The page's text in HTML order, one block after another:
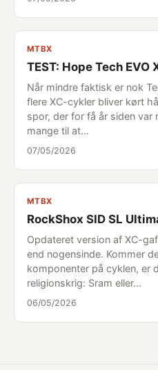
MTBX
TEST: Hope Tech EVO
Når mindre faktisk er nok
flere XC-cykler bliver kørt
spor, der for få år siden var
mange til at…
07/05/2026
MTBX
RockShox SID SL
Opdateret version af XC-
end nogensinde. Kommer
komponenter på cyklen, er
religionskrig: Sram eller…
06/05/2026